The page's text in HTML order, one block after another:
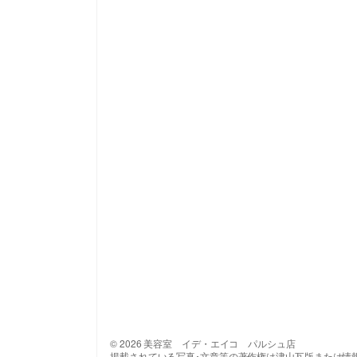
© 2026 美容室 イデ・エイコ パルシュ店